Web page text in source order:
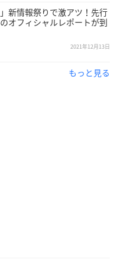
」新情報祭りで激アツ！先行
オフィシャルレポートが到
2021年12月13日
もっと見る